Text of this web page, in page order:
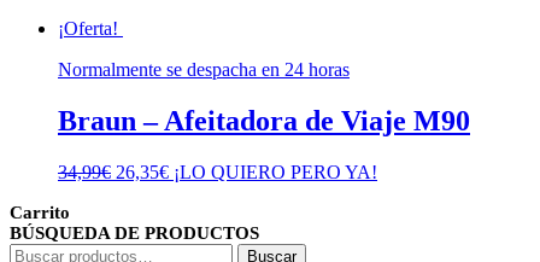
¡Oferta!
Normalmente se despacha en 24 horas
Braun – Afeitadora de Viaje M90
34,99€ El
era:
34,99€.
26,35€El
es:
¡LO QUIERO PERO YA!
Carrito
BÚSQUEDA DE PRODUCTOS
Buscar
Buscar